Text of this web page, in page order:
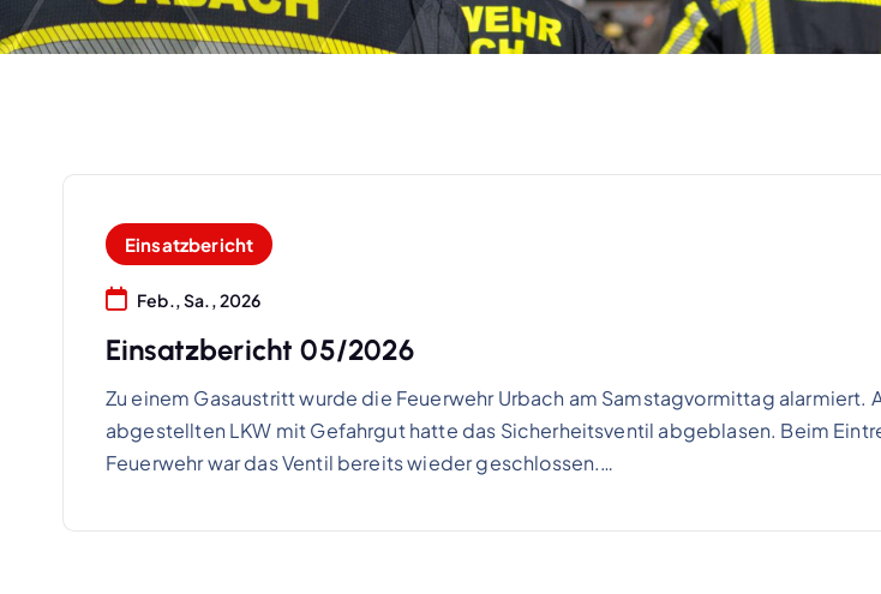
Einsatzbericht
Feb., Sa., 2026
Einsatzbericht 05/2026
Zu einem Gasaustritt wurde die Feuerwehr Urbach am Samstagvormittag alarmiert.
abgestellten LKW mit Gefahrgut hatte das Sicherheitsventil abgeblasen. Beim
Feuerwehr war das Ventil bereits wieder geschlossen.…